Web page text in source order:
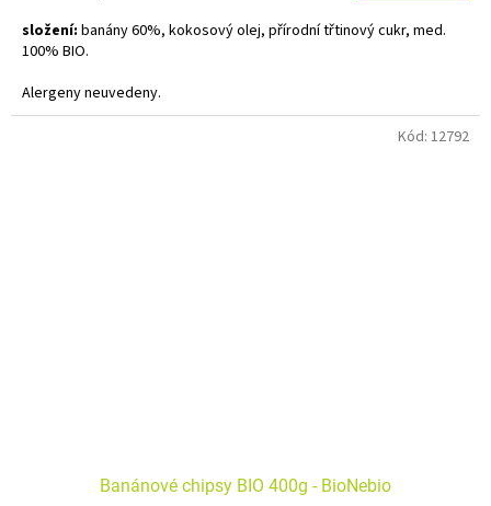
složení: banány 60%, kokosový olej, přírodní třtinový cukr, med.
100% BIO.
Alergeny neuvedeny.
Banánové chipsy BIO 400g - BioNebio
Kód: 12792